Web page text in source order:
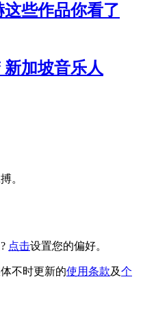
些作品你看了
加坡音乐人
。
点击设置您的偏好。
不时更新的使用条款及个